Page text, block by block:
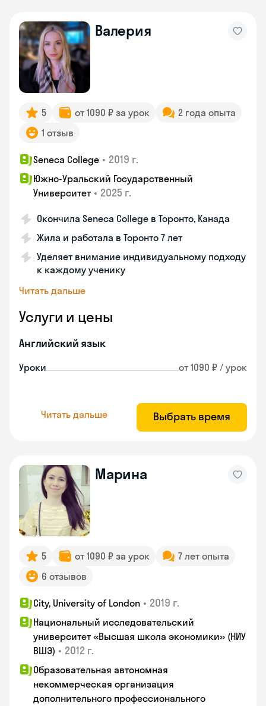
Валерия
5 от 1090 ₽ за урок
2 года опыта
1 отзыв
Seneca College • 2019 г.
Южно-Уральский Государственный
Университет • 2025 г.
Окончила Seneca College в Торонто, Канада
Жила и работала в Торонто 7 лет
Уделяет внимание индивидуальному подходу
к каждому ученику
Читать дальше
Услуги и цены
Английский язык
Уроки от 1090 ₽ / урок
Читать дальше Выбрать время
Марина
5 от 1090 ₽ за урок
7 лет опыта
6 отзывов
City, University of London • 2019 г.
Национальный исследовательский
университет «Высшая школа экономики» (НИУ
ВШЭ) • 2012 г.
Образовательная автономная
некоммерческая организация
дополнительного профессионального